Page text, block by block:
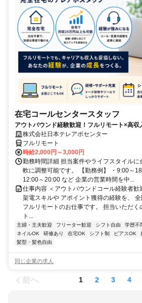
在宅コールセンタースタッフ
アウトバウンド経験歓迎！フルリモート×高収
株式会社日本テレアポセンター
フルリモート
時給2,000円～3,000円
勤務時間詳細 担当案件やライフスタイルに
軟に調整可能です。 【勤務例】 ・9:00～
12:00～20:00 など 企業の営業時間を中...
仕事内容 ＜アウトバウンドコール経験者歓
架電スキルや アポイント獲得の経験を、
フルリモートのお仕事です。 担当いただく
ト...
主婦・主夫歓迎 フリーター歓迎 シフト自由 学歴不
ネイルOK
研修あり 在宅OK シフト制 ピアスOK
髪型・髪色自由
同じ企業の求人
前へ 1 2 3 4